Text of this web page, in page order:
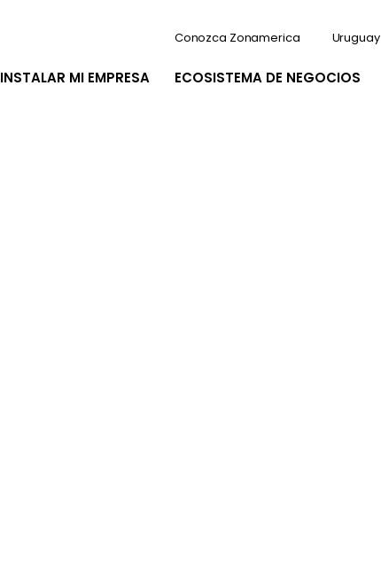
INSTALAR MI EMPRESA ECOSISTEMA DE NEGOCIOS
Conozca Zonamerica Uruguay